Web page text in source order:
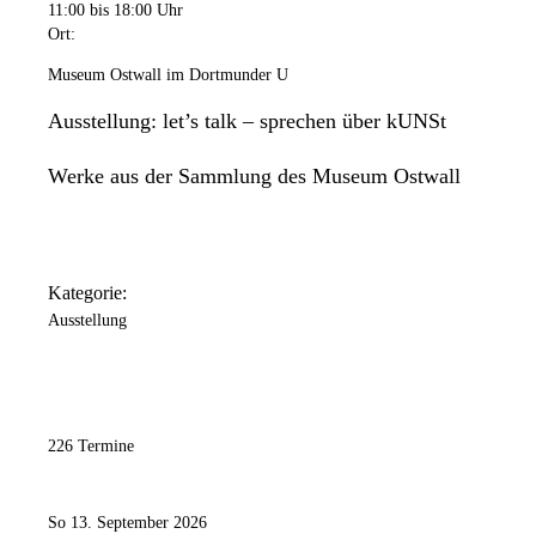
11:00 bis 18:00 Uhr
Ort:
Museum Ostwall im Dortmunder U
Ausstellung: let’s talk – sprechen über kUNSt
Werke aus der Sammlung des Museum Ostwall
Kategorie:
Ausstellung
226 Termine
So 13. September 2026